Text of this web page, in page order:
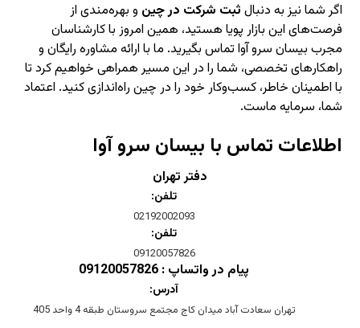
اگر شما نیز به دنبال ثبت شرکت در چین و بهره‌مندی از
فرصت‌های این بازار پویا هستید، همین امروز با کارشناسان
مجرب بیسان سرو آوا تماس بگیرید. ما با ارائه مشاوره رایگان و
راهکارهای تخصصی، شما را در این مسیر همراهی خواهیم کرد تا
با اطمینان خاطر، کسب‌وکار خود را در چین راه‌اندازی کنید. اعتماد
شما، سرمایه ماست.
اطلاعات تماس با بیسان سرو آوا
دفتر تهران
تلفن:
02192002093
تلفن:
09120057826
پیام در واتساپ : 09120057826
آدرس:
تهران سعادت آباد میدان کاج مجتمع سروستان طبقه 4 واحد 405